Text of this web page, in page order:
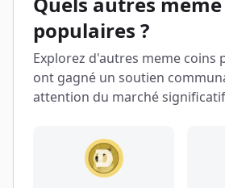
populaires ?
Explorez d'autres meme coins
ont gagné un soutien
attention du marché